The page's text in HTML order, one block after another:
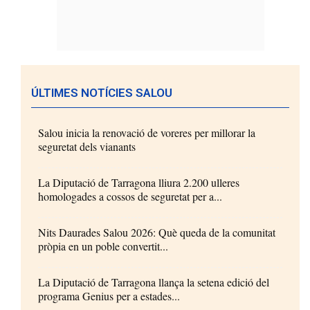
ÚLTIMES NOTÍCIES SALOU
Salou inicia la renovació de voreres per millorar la
seguretat dels vianants
La Diputació de Tarragona lliura 2.200 ulleres
homologades a cossos de seguretat per a...
Nits Daurades Salou 2026: Què queda de la comunitat
pròpia en un poble convertit...
La Diputació de Tarragona llança la setena edició del
programa Genius per a estades...